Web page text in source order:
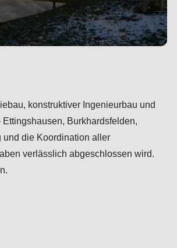
konstruktiver Ingenieurbau und
Burkhardsfelden,
und die Koordination aller
verlässlich abgeschlossen wird.